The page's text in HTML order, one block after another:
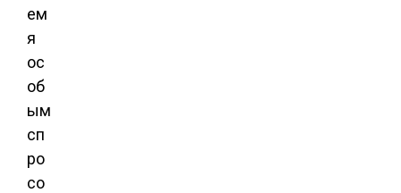
ем
я
ос
об
ым
сп
ро
со